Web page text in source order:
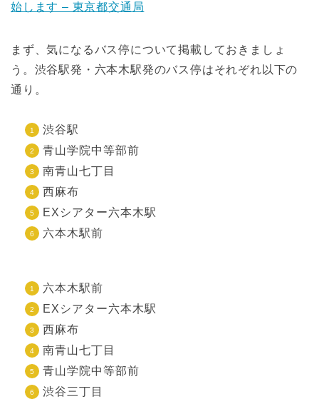
始します – 東京都交通局
まず、気になるバス停について掲載しておきましょ
う。渋谷駅発・六本木駅発のバス停はそれぞれ以下の
通り。
渋谷駅
青山学院中等部前
南青山七丁目
西麻布
EXシアター六本木駅
六本木駅前
六本木駅前
EXシアター六本木駅
西麻布
南青山七丁目
青山学院中等部前
渋谷三丁目